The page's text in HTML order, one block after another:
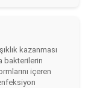
kazanması
bakterilerin
içeren